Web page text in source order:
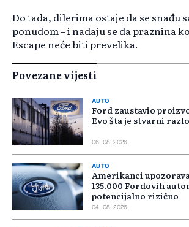
Do tada, dilerima ostaje da se snađu
ponudom – i nadaju se da praznina
Escape neće biti prevelika.
Povezane vijesti
AUTO
Ford zaustavio
Evo šta je stvarni
06. 08. 2026.
AUTO
Amerikanci
135.000 Fordovih
potencijalno rizično
04. 08. 2026.